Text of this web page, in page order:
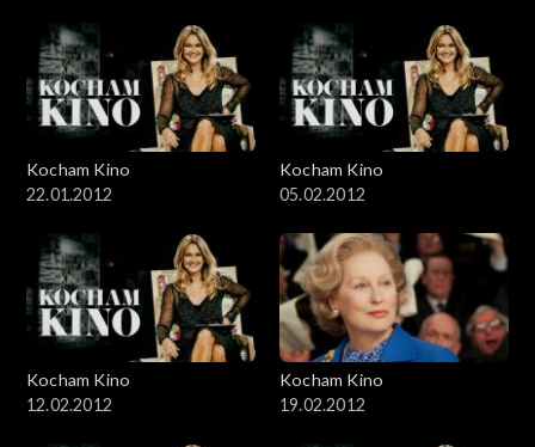
Kocham Kino
22.01.2012
Kocham Kino
05.02.2012
Kocham Kino
12.02.2012
Kocham Kino
19.02.2012